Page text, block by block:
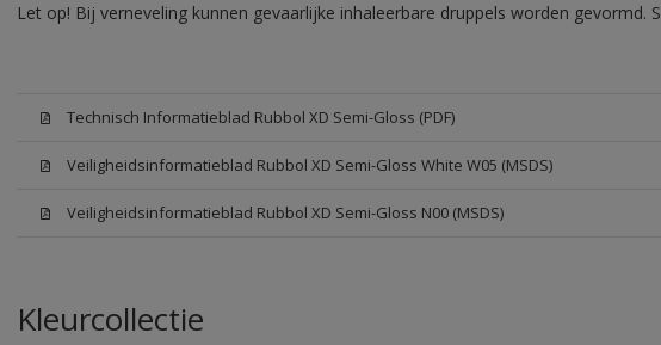
Let op! Bij verneveling kunnen gevaarlijke inhaleerbare druppels worden gevormd.
Technisch Informatieblad Rubbol XD Semi-Gloss (PDF)
Veiligheidsinformatieblad Rubbol XD Semi-Gloss White W05 (MSDS)
Veiligheidsinformatieblad Rubbol XD Semi-Gloss N00 (MSDS)
Kleurcollectie